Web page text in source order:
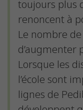
toujours plus
renoncent à
Le nombre
d’augmenter
Lorsque les
l’école sont
lignes de